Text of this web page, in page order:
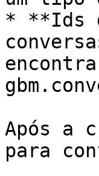
* **Ids
Após a
para